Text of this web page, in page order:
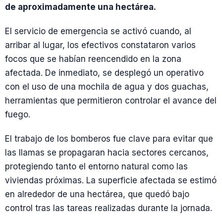
de aproximadamente una hectárea.
El servicio de emergencia se activó cuando, al
arribar al lugar, los efectivos constataron varios
focos que se habían reencendido en la zona
afectada. De inmediato, se desplegó un operativo
con el uso de una mochila de agua y dos guachas,
herramientas que permitieron controlar el avance del
fuego.
El trabajo de los bomberos fue clave para evitar que
las llamas se propagaran hacia sectores cercanos,
protegiendo tanto el entorno natural como las
viviendas próximas. La superficie afectada se estimó
en alrededor de una hectárea, que quedó bajo
control tras las tareas realizadas durante la jornada.